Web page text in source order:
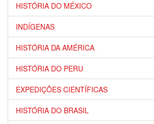
HISTÓRIA DO MÉXICO
INDÍGENAS
HISTÓRIA DA AMÉRICA
HISTÓRIA DO PERU
EXPEDIÇÕES CIENTÍFICAS
HISTÓRIA DO BRASIL